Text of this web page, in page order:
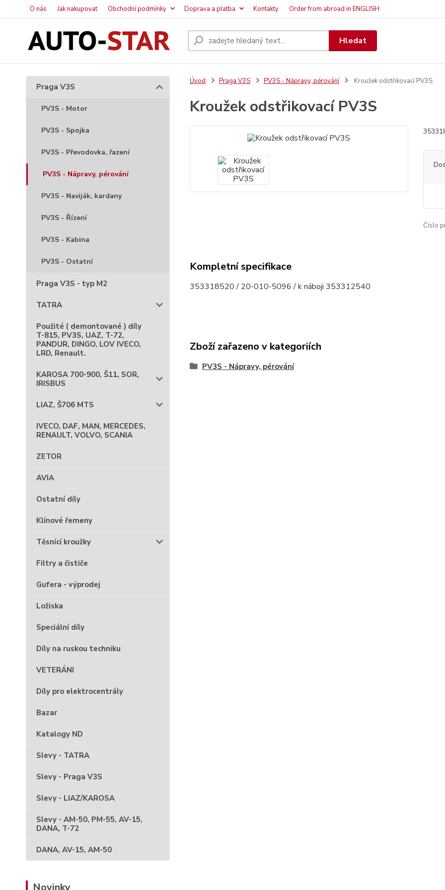
O nás Jak nakupovat Obchodní podmínky Doprava a platba Kontakty Order from abroad in ENGLISH
Hledat
Praga V3S
PV3S - Motor
PV3S - Spojka
PV3S - Převodovka, řazení
PV3S - Nápravy, pérování
PV3S - Naviják, kardany
PV3S - Řízení
PV3S - Kabina
PV3S - Ostatní
Praga V3S - typ M2
TATRA
Použité ( demontované ) díly
T-815, PV3S, UAZ, T-72,
PANDUR, DINGO, LOV IVECO,
LRD, Renault.
KAROSA 700-900, Š11, SOR,
IRISBUS
LIAZ, Š706 MTS
IVECO, DAF, MAN, MERCEDES,
RENAULT, VOLVO, SCANIA
ZETOR
AVIA
Ostatní díly
Klínové řemeny
Těsnící kroužky
Filtry a čističe
Gufera - výprodej
Ložiska
Speciální díly
Díly na ruskou techniku
VETERÁNI
Díly pro elektrocentrály
Bazar
Katalogy ND
Slevy - TATRA
Slevy - Praga V3S
Slevy - LIAZ/KAROSA
Slevy - AM-50, PM-55, AV-15,
DANA, T-72
DANA, AV-15, AM-50
Novinky
Úvod Praga V3S PV3S - Nápravy, pérování Kroužek odstřikovací PV3S
Kroužek odstřikovací PV3S
Číslo
Kompletní specifikace
353318520 / 20-010-5096 / k náboji 353312540
Zboží zařazeno v kategoriích
PV3S - Nápravy, pérování